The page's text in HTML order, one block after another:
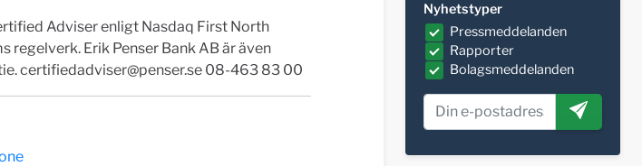
Adviser enligt Nasdaq First North
Erik Penser Bank AB är även
certifiedadviser@penser.se 08-463 83 00
Nyhetstyper
Pressmeddelanden
Rapporter
Bolagsmeddelanden